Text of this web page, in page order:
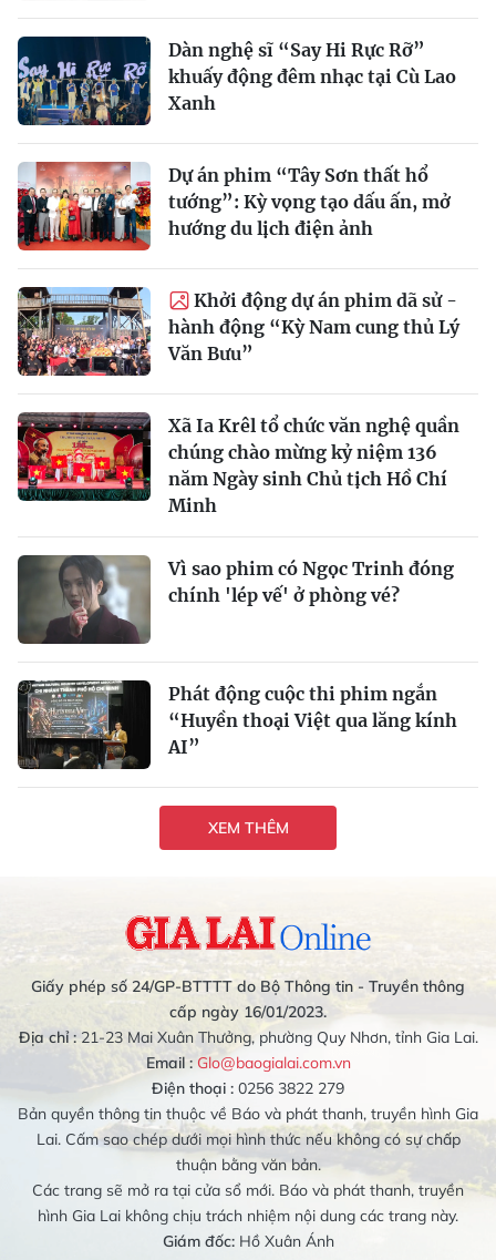
Dàn nghệ sĩ “Say Hi Rực Rỡ”
khuấy động đêm nhạc tại Cù Lao
Xanh
Dự án phim “Tây Sơn thất hổ
tướng”: Kỳ vọng tạo dấu ấn, mở
hướng du lịch điện ảnh
Khởi động dự án phim dã sử -
hành động “Kỳ Nam cung thủ Lý
Văn Bưu”
Xã Ia Krêl tổ chức văn nghệ quần
chúng chào mừng kỷ niệm 136
năm Ngày sinh Chủ tịch Hồ Chí
Minh
Vì sao phim có Ngọc Trinh đóng
chính 'lép vế' ở phòng vé?
Phát động cuộc thi phim ngắn
“Huyền thoại Việt qua lăng kính
AI”
XEM THÊM
Giấy phép số 24/GP-BTTTT do Bộ Thông tin - Truyền thông
cấp ngày 16/01/2023.
Địa chỉ :21-23 Mai Xuân Thưởng, phường Quy Nhơn, tỉnh Gia Lai.
Email : Glo@baogialai.com.vn
Điện thoại : 0256 3822 279
Bản quyền thông tin thuộc về Báo và phát thanh, truyền hình Gia
Lai. Cấm sao chép dưới mọi hình thức nếu không có sự chấp
thuận bằng văn bản.
Các trang sẽ mở ra tại cửa sổ mới. Báo và phát thanh, truyền
hình Gia Lai không chịu trách nhiệm nội dung các trang này.
Giám đốc:Hồ Xuân Ánh